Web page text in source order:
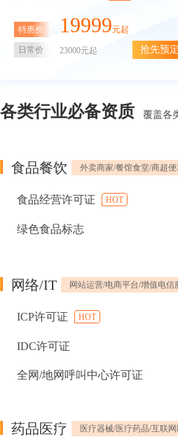
特惠价 19999元起
日常价 23000元起 抢先预定
各类行业必备资质 覆盖各
食品餐饮 外卖商家/餐馆食堂/商超
食品经营许可证 HOT
绿色食品标志
网络/IT 网站运营/电商平台/增值电信
ICP许可证 HOT
IDC许可证
全网/地网呼叫中心许可证
药品医疗 医疗器械/医疗药品/互联